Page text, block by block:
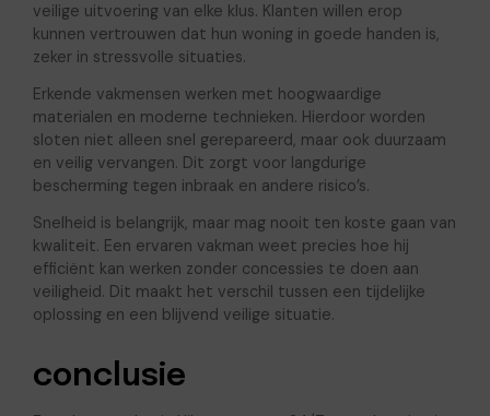
veilige uitvoering van elke klus. Klanten willen erop
kunnen vertrouwen dat hun woning in goede handen is,
zeker in stressvolle situaties.
Erkende vakmensen werken met hoogwaardige
materialen en moderne technieken. Hierdoor worden
sloten niet alleen snel gerepareerd, maar ook duurzaam
en veilig vervangen. Dit zorgt voor langdurige
bescherming tegen inbraak en andere risico’s.
Snelheid is belangrijk, maar mag nooit ten koste gaan van
kwaliteit. Een ervaren vakman weet precies hoe hij
efficiënt kan werken zonder concessies te doen aan
veiligheid. Dit maakt het verschil tussen een tijdelijke
oplossing en een blijvend veilige situatie.
conclusie